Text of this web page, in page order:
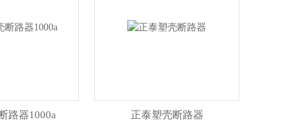
路器1000a 正泰塑壳断路器